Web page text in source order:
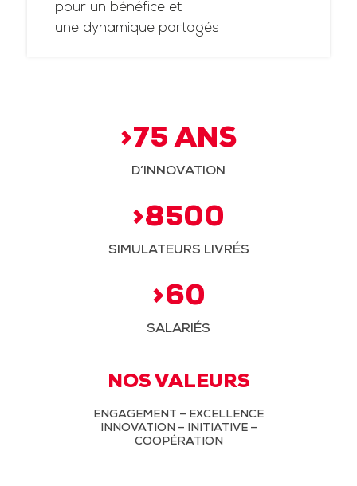
pour un bénéfice et
une dynamique partagés
>75 ANS
D’INNOVATION
>8500
SIMULATEURS LIVRÉS
>60
SALARIÉS
NOS VALEURS
ENGAGEMENT – EXCELLENCE
INNOVATION – INITIATIVE –
COOPÉRATION